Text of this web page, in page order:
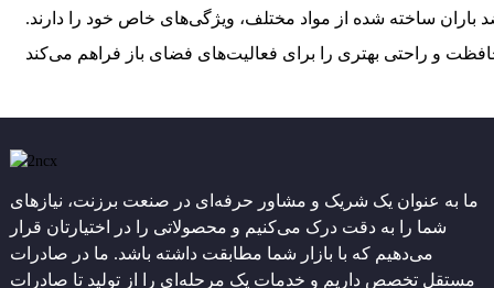
باران ساخته شده از مواد مختلف، ویژگی‌های خاص خود را دارند.
ما به عنوان یک شریک و مشاور حرفه‌ای در صنعت برزنت، نیازهای
شما را به دقت درک می‌کنیم و محصولاتی را در اختیارتان قرار
می‌دهیم که با بازار شما مطابقت داشته باشد. ما در صادرات
مستقل تخصص داریم و خدمات یک مرحله‌ای را از تولید تا صادرات